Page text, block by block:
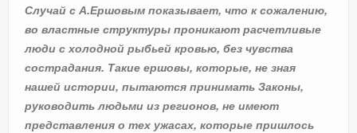
Случай с А.Ершовым показывает, что к сожалению,
во властные структуры проникают расчетливые
люди с холодной рыбьей кровью, без чувства
сострадания. Такие ершовы, которые, не зная
нашей истории, пытаются принимать Законы,
руководить людьми из регионов, не имеют
представления о тех ужасах, которые пришлось